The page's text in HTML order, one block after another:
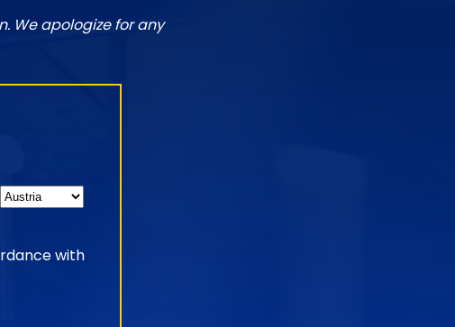
We apologize for any
with